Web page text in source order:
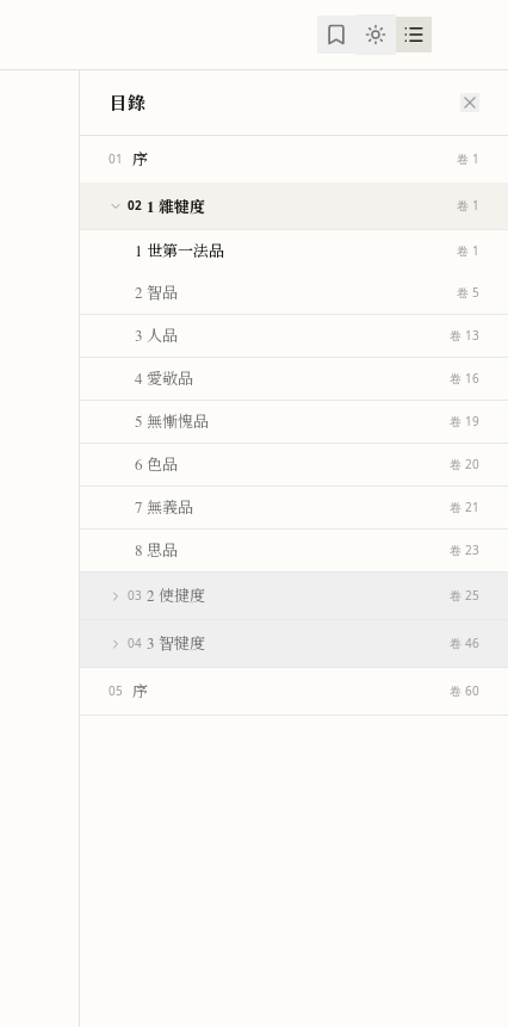
目錄
01 序 卷 1
02 1 雜犍度 卷 1
1 世第一法品 卷 1
2 智品 卷 5
3 人品 卷 13
4 愛敬品 卷 16
5 無慚愧品 卷 19
6 色品 卷 20
7 無義品 卷 21
8 思品 卷 23
03 2 使揵度 卷 25
04 3 智犍度 卷 46
05 序 卷 60